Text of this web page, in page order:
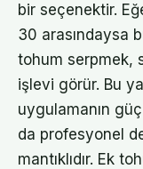
bir seçenektir.
30 arasındaysa
tohum serpmek,
işlevi görür. Bu
uygulamanın
da profesyonel
mantıklıdır. Ek